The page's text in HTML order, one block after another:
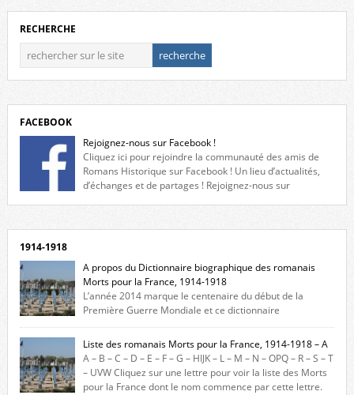
RECHERCHE
FACEBOOK
Rejoignez-nous sur Facebook !
Cliquez ici pour rejoindre la communauté des amis de
Romans Historique sur Facebook ! Un lieu d’actualités,
d’échanges et de partages ! Rejoignez-nous sur
1914-1918
A propos du Dictionnaire biographique des romanais
Morts pour la France, 1914-1918
L’année 2014 marque le centenaire du début de la
Première Guerre Mondiale et ce dictionnaire
biographique veut rendre hommage aux romanais Morts pour la
France durant ce conflit. La base de cette recherche historique est
constituée des noms gravés sur les plaques commémoratives de
l’Hôtel de Ville, du lycée du Dauphiné et du lycée Triboulet, […]
Liste des romanais Morts pour la France, 1914-1918 – A
A – B – C – D – E – F – G – HIJK – L – M – N – OPQ – R – S – T
– UVW Cliquez sur une lettre pour voir la liste des Morts
pour la France dont le nom commence par cette lettre.